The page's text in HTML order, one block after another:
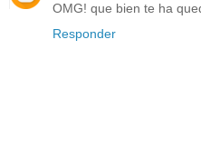
OMG! que bien te ha
Responder